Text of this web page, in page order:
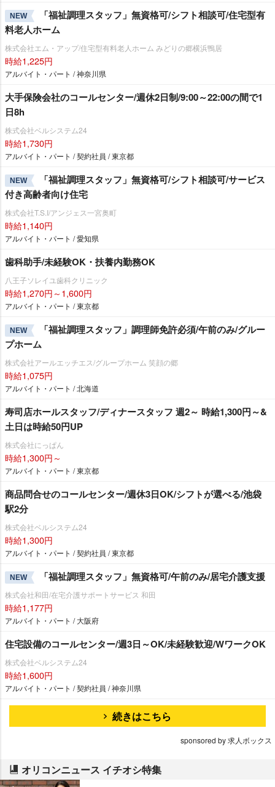
NEW
「福祉調理スタッフ」無資格可/シフト相談可/住宅型有
料老人ホーム
株式会社エム・アップ/住宅型有料老人ホーム みどりの郷横浜鴨居
時給1,225円
アルバイト・パート / 神奈川県
大手保険会社のコールセンター/週休2日制/9:00～22:00の間で1
日8h
株式会社ベルシステム24
時給1,730円
アルバイト・パート / 契約社員 / 東京都
NEW
「福祉調理スタッフ」無資格可/シフト相談可/サービス
付き高齢者向け住宅
株式会社T.S.I/アンジェス一宮奥町
時給1,140円
アルバイト・パート / 愛知県
歯科助手/未経験OK・扶養内勤務OK
八王子ソレイユ歯科クリニック
時給1,270円～1,600円
アルバイト・パート / 東京都
NEW
「福祉調理スタッフ」調理師免許必須/午前のみ/グルー
プホーム
株式会社アールエッチエス/グループホーム 笑顔の郷
時給1,075円
アルバイト・パート / 北海道
寿司店ホールスタッフ/ディナースタッフ 週2～ 時給1,300円～&
土日は時給50円UP
株式会社にっぱん
時給1,300円～
アルバイト・パート / 東京都
商品問合せのコールセンター/週休3日OK/シフトが選べる/池袋
駅2分
株式会社ベルシステム24
時給1,300円
アルバイト・パート / 契約社員 / 東京都
NEW 「福祉調理スタッフ」無資格可/午前のみ/居宅介護支援
株式会社和田/在宅介護サポートサービス 和田
時給1,177円
アルバイト・パート / 大阪府
住宅設備のコールセンター/週3日～OK/未経験歓迎/WワークOK
株式会社ベルシステム24
時給1,600円
アルバイト・パート / 契約社員 / 神奈川県
続きはこちら
sponsored by 求人ボックス
オリコンニュース イチオシ特集